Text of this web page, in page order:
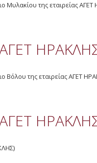
Μυλακίου της εταιρείας
Βόλου της εταιρείας ΑΓΕΤ